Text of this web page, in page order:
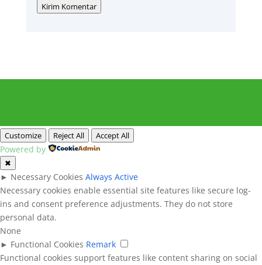
Kirim Komentar
Customize Reject All Accept All
Powered by
✖
► Necessary Cookies Always Active
Necessary cookies enable essential site features like secure log-
ins and consent preference adjustments. They do not store
personal data.
None
► Functional Cookies Remark
Functional cookies support features like content sharing on social